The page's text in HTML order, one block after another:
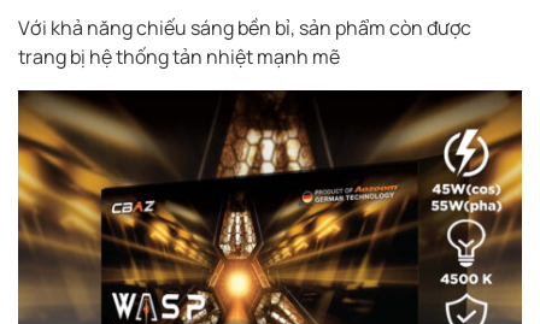
6. Ánh sáng tức thời
Với khả năng chiếu sáng bền bỉ, sản phẩm còn được
trang bị hệ thống tản nhiệt mạnh mẽ